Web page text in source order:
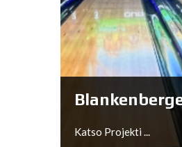
Hemsedal,
Katso Projekti ...
Katso Projekti ...